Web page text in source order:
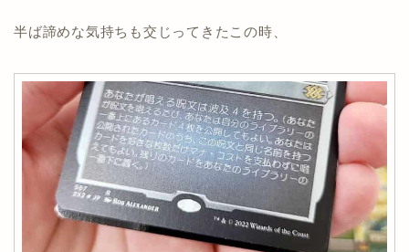
半ば諦めな気持ちも交じってきたこの時、